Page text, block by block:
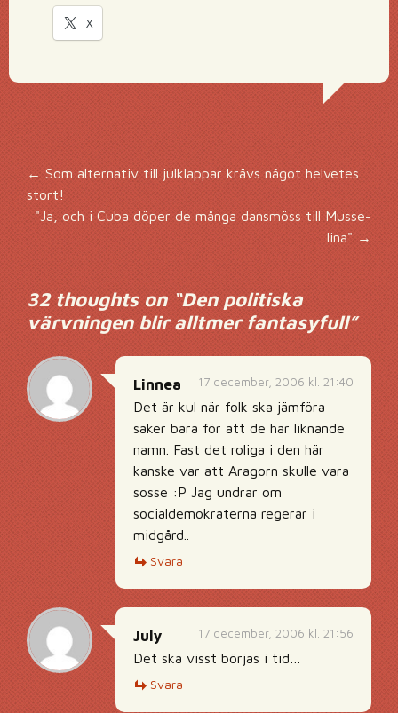
X
Inläggsnavigering
←Som alternativ till julklappar krävs något helvetes
stort!
"Ja, och i Cuba döper de många dansmöss till Musse-
lina"→
32 thoughts on “Den politiska
värvningen blir alltmer fantasyfull”
17 december, 2006 kl. 21:40
Linnea
Det är kul när folk ska jämföra
saker bara för att de har liknande
namn. Fast det roliga i den här
kanske var att Aragorn skulle vara
sosse :P Jag undrar om
socialdemokraterna regerar i
midgård..
Svara
17 december, 2006 kl. 21:56
July
Det ska visst börjas i tid…
Svara